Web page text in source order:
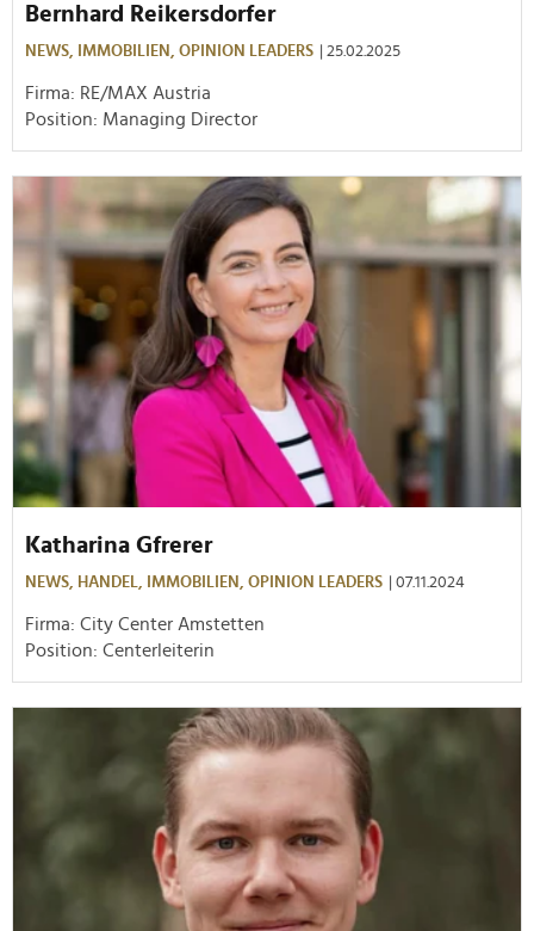
Bernhard Reikersdorfer
NEWS, IMMOBILIEN, OPINION LEADERS | 25.02.2025
Firma: RE/MAX Austria
Position: Managing Director
Katharina Gfrerer
NEWS, HANDEL, IMMOBILIEN, OPINION LEADERS | 07.11.2024
Firma: City Center Amstetten
Position: Centerleiterin